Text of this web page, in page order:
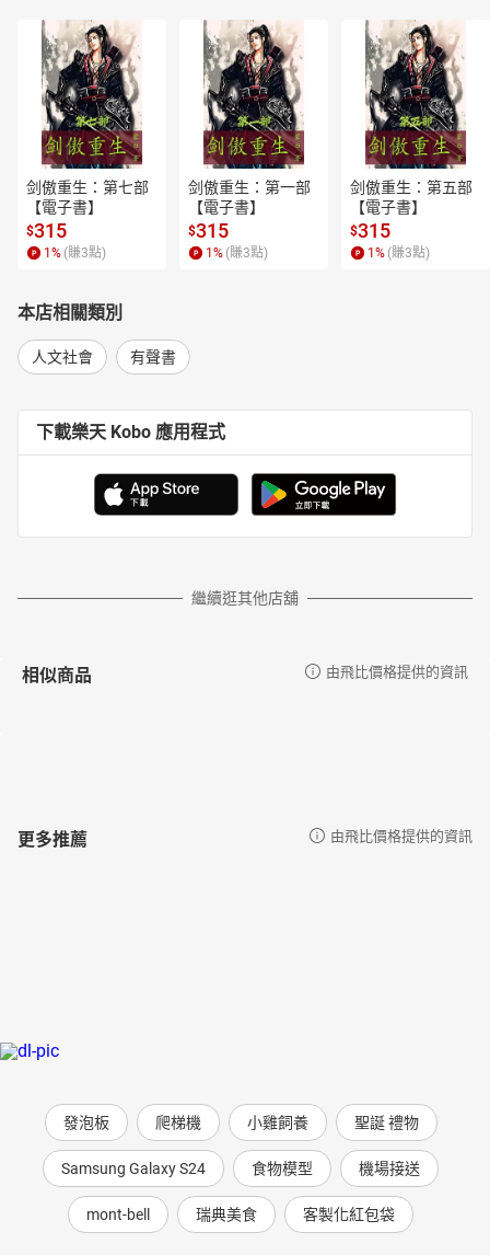
剑傲重生：第七部
【電子書】
$315
1 % (賺3點)
剑傲重生：第一部
【電子書】
$315
1 % (賺3點)
剑傲重生：第五部
【電子書】
$315
1 % (賺3點)
本店相關類別
人文社會 有聲書
下載樂天 Kobo 應用程式
繼續逛其他店舖
相似商品 由飛比價格提供的資訊
更多推薦 由飛比價格提供的資訊
發泡板 爬梯機 小雞飼養 聖誕 禮物
Samsung Galaxy S24 食物模型 機場接送
mont-bell 瑞典美食 客製化紅包袋